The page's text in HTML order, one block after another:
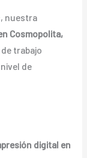
nuestra
Cosmopolita,
trabajo
de
digital en